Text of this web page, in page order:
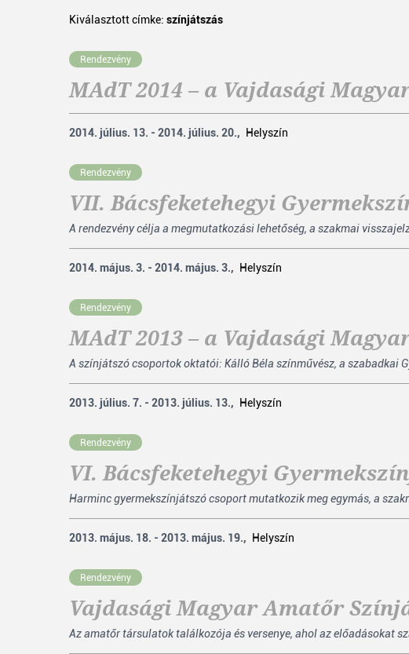
Kiválasztott címke: színjátszás
Rendezvény
MAdT 2014 – a Vajdasági
2014. július. 13. - 2014. július. 20., Helyszín
Rendezvény
VII. Bácsfeketehegyi
A rendezvény célja a megmutatkozási lehetőség, a szakmai
2014. május. 3. - 2014. május. 3., Helyszín
Rendezvény
MAdT 2013 – a Vajdasági
A színjátszó csoportok oktatói: Kálló Béla színművész, a szabadkai
2013. július. 7. - 2013. július. 13., Helyszín
Rendezvény
VI. Bácsfeketehegyi
Harminc gyermekszínjátszó csoport mutatkozik meg egymás, a
2013. május. 18. - 2013. május. 19., Helyszín
Rendezvény
Vajdasági Magyar Amatőr
Az amatőr társulatok találkozója és versenye, ahol az előadásokat